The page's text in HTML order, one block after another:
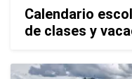
Calendario
de clases y